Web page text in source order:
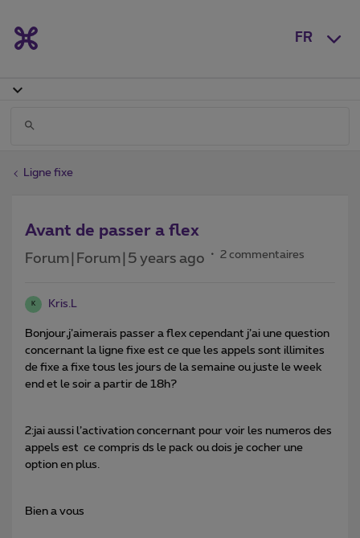
FR
Ligne fixe
Avant de passer a flex
Forum|Forum|5 years ago 2 commentaires
K Kris.L
Bonjour,j’aimerais passer a flex cependant j’ai une question
concernant la ligne fixe est ce que les appels sont illimites
de fixe a fixe tous les jours de la semaine ou juste le week
end et le soir a partir de 18h?
2:jai aussi l’activation concernant pour voir les numeros des
appels est ce compris ds le pack ou dois je cocher une
option en plus.
Bien a vous